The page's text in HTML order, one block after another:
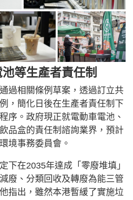
等生產者責任制
過相關條例草案，透過訂立共
，簡化日後在生產者責任制下
序。政府現正就電動車電池、
品盒的責任制諮詢業界，預計
境事務委員會。
下在2035年達成「零廢堆填」
廢、分類回收及轉廢為能三管
指出，雖然本港暫緩了實施垃